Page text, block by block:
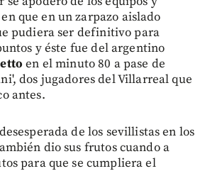
que en un zarpazo aislado
pudiera ser definitivo para
y éste fue del argentino
en el minuto 80 a pase de
dos jugadores del Villarreal que
antes.
de los sevillistas en los
dio sus frutos cuando a
para que se cumpliera el